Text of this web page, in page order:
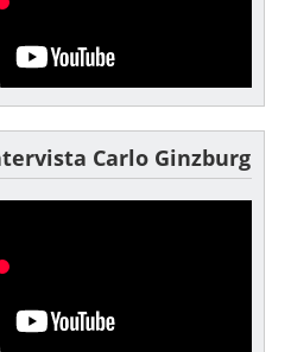
Carlo Ginzburg